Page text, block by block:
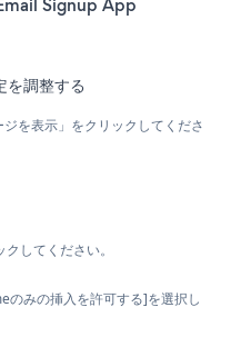
調整する
を表示」をクリックしてくださ
してください。
のみの挿入を許可する]を選択し